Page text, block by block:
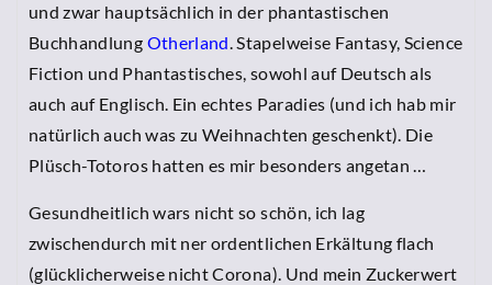
und zwar hauptsächlich in der phantastischen
Buchhandlung Otherland. Stapelweise Fantasy, Science
Fiction und Phantastisches, sowohl auf Deutsch als
auch auf Englisch. Ein echtes Paradies (und ich hab mir
natürlich auch was zu Weihnachten geschenkt). Die
Plüsch-Totoros hatten es mir besonders angetan …
Gesundheitlich wars nicht so schön, ich lag
zwischendurch mit ner ordentlichen Erkältung flach
(glücklicherweise nicht Corona). Und mein Zuckerwert